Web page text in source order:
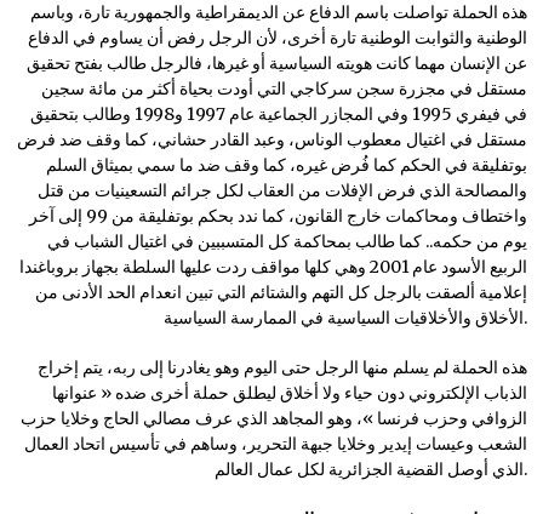
هذه الحملة تواصلت باسم الدفاع عن الديمقراطية والجمهورية تارة، وباسم
الوطنية والثوابت الوطنية تارة أخرى، لأن الرجل رفض أن يساوم في الدفاع
عن الإنسان مهما كانت هويته السياسية أو غيرها، فالرجل طالب بفتح تحقيق
مستقل في مجزرة سجن سركاجي التي أودت بحياة أكثر من مائة سجين
في فيفري 1995 وفي المجازر الجماعية عام 1997 و1998 وطالب بتحقيق
مستقل في اغتيال معطوب الوناس، وعبد القادر حشاني، كما وقف ضد فرض
بوتفليقة في الحكم كما فُرض غيره، كما وقف ضد ما سمي بميثاق السلم
والمصالحة الذي فرض الإفلات من العقاب لكل جرائم التسعينيات من قتل
واختطاف ومحاكمات خارج القانون، كما ندد بحكم بوتفليقة من 99 إلى آخر
يوم من حكمه.. كما طالب بمحاكمة كل المتسببين في اغتيال الشباب في
الربيع الأسود عام 2001 وهي كلها مواقف ردت عليها السلطة بجهاز بروباغندا
إعلامية ألصقت بالرجل كل التهم والشتائم التي تبين انعدام الحد الأدنى من
الأخلاق والأخلاقيات السياسية في الممارسة السياسية.
هذه الحملة لم يسلم منها الرجل حتى اليوم وهو يغادرنا إلى ربه، يتم إخراج
الذباب الإلكتروني دون حياء ولا أخلاق ليطلق حملة أخرى ضده « عنوانها
الزوافي وحزب فرنسا »، وهو المجاهد الذي عرف مصالي الحاج وخلايا حزب
الشعب وعيسات إيدير وخلايا جبهة التحرير، وساهم في تأسيس اتحاد العمال
الذي أوصل القضية الجزائرية لكل عمال العالم.